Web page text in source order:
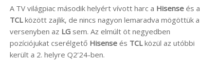
A TV világpiac második helyért vívott harc a Hisense és a
TCLközött zajlik, de nincs nagyon lemaradva mögöttük a
versenyben az LG sem. Az elmúlt öt negyedben
pozíciójukat cserélgető Hisense és TCLközül az utóbbi
került a 2. helyre Q2’24-ben.